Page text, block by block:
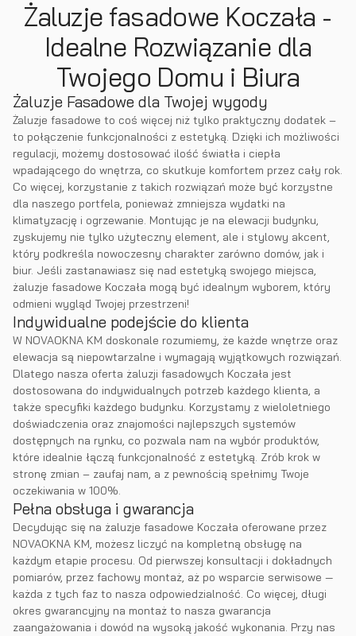
Żaluzje fasadowe Koczała -
Idealne Rozwiązanie dla
Twojego Domu i Biura
Żaluzje Fasadowe dla Twojej wygody
Żaluzje fasadowe to coś więcej niż tylko praktyczny dodatek –
to połączenie funkcjonalności z estetyką. Dzięki ich możliwości
regulacji, możemy dostosować ilość światła i ciepła
wpadającego do wnętrza, co skutkuje komfortem przez cały rok.
Co więcej, korzystanie z takich rozwiązań może być korzystne
dla naszego portfela, ponieważ zmniejsza wydatki na
klimatyzację i ogrzewanie. Montując je na elewacji budynku,
zyskujemy nie tylko użyteczny element, ale i stylowy akcent,
który podkreśla nowoczesny charakter zarówno domów, jak i
biur. Jeśli zastanawiasz się nad estetyką swojego miejsca,
żaluzje fasadowe Koczała mogą być idealnym wyborem, który
odmieni wygląd Twojej przestrzeni!
Indywidualne podejście do klienta
W NOVAOKNA KM doskonale rozumiemy, że każde wnętrze oraz
elewacja są niepowtarzalne i wymagają wyjątkowych rozwiązań.
Dlatego nasza oferta żaluzji fasadowych Koczała jest
dostosowana do indywidualnych potrzeb każdego klienta, a
także specyfiki każdego budynku. Korzystamy z wieloletniego
doświadczenia oraz znajomości najlepszych systemów
dostępnych na rynku, co pozwala nam na wybór produktów,
które idealnie łączą funkcjonalność z estetyką. Zrób krok w
stronę zmian – zaufaj nam, a z pewnością spełnimy Twoje
oczekiwania w 100%.
Pełna obsługa i gwarancja
Decydując się na żaluzje fasadowe Koczała oferowane przez
NOVAOKNA KM, możesz liczyć na kompletną obsługę na
każdym etapie procesu. Od pierwszej konsultacji i dokładnych
pomiarów, przez fachowy montaż, aż po wsparcie serwisowe —
każda z tych faz to nasza odpowiedzialność. Co więcej, długi
okres gwarancyjny na montaż to nasza gwarancja
zaangażowania i dowód na wysoką jakość wykonania. Przy nas